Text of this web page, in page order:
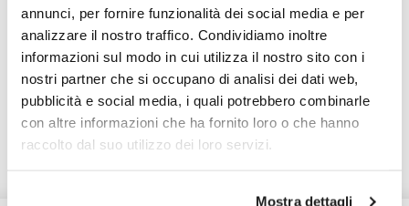
annunci, per fornire funzionalità dei social media e per
analizzare il nostro traffico. Condividiamo inoltre
informazioni sul modo in cui utilizza il nostro sito con i
nostri partner che si occupano di analisi dei dati web,
pubblicità e social media, i quali potrebbero combinarle
con altre informazioni che ha fornito loro o che hanno
raccolto dal suo utilizzo dei loro servizi.
Mostra dettagli
Scopri altri prodotti di
Lievito Madre
Arezzo (AR)
Lievito Madre
Scopri tutti i prodotti